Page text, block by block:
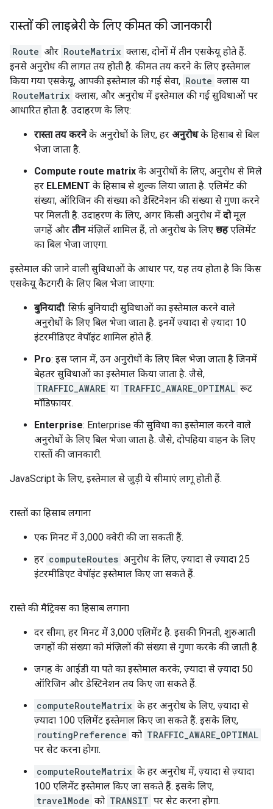
रास्तों की लाइब्रेरी के लिए कीमत की जानकारी
Route और RouteMatrix क्लास, दोनों में तीन एसकेयू होते हैं.
इनसे अनुरोध की लागत तय होती है. कीमत तय करने के लिए इस्तेमाल
किया गया एसकेयू, आपकी इस्तेमाल की गई सेवा, Route क्लास या
RouteMatrix क्लास, और अनुरोध में इस्तेमाल की गई सुविधाओं पर
आधारित होता है. उदाहरण के लिए:
रास्ता तय करनेके अनुरोधों के लिए, हर अनुरोधके हिसाब से बिल
भेजा जाता है.
Compute route matrix के अनुरोधों के लिए, अनुरोध से मिले
हर ELEMENT के हिसाब से शुल्क लिया जाता है. एलिमेंट की
संख्या, ऑरिजिन की संख्या को डेस्टिनेशन की संख्या से गुणा करने
पर मिलती है. उदाहरण के लिए, अगर किसी अनुरोध में दोमूल
जगहें और तीनमंज़िलें शामिल हैं, तो अनुरोध के लिए छहएलिमेंट
का बिल भेजा जाएगा.
इस्तेमाल की जाने वाली सुविधाओं के आधार पर, यह तय होता है कि किस
एसकेयू कैटगरी के लिए बिल भेजा जाएगा:
बुनियादी: सिर्फ़ बुनियादी सुविधाओं का इस्तेमाल करने वाले
अनुरोधों के लिए बिल भेजा जाता है. इनमें ज़्यादा से ज़्यादा 10
इंटरमीडिएट वेपॉइंट शामिल होते हैं.
Pro: इस प्लान में, उन अनुरोधों के लिए बिल भेजा जाता है जिनमें
बेहतर सुविधाओं का इस्तेमाल किया जाता है. जैसे,
TRAFFIC_AWARE या TRAFFIC_AWARE_OPTIMAL रूट
मॉडिफ़ायर.
Enterprise: Enterprise की सुविधा का इस्तेमाल करने वाले
अनुरोधों के लिए बिल भेजा जाता है. जैसे, दोपहिया वाहन के लिए
रास्तों की जानकारी.
JavaScript के लिए, इस्तेमाल से जुड़ी ये सीमाएं लागू होती हैं.
रास्तों का हिसाब लगाना
एक मिनट में 3,000 क्वेरी की जा सकती हैं.
हर computeRoutes अनुरोध के लिए, ज़्यादा से ज़्यादा 25
इंटरमीडिएट वेपॉइंट इस्तेमाल किए जा सकते हैं.
रास्ते की मैट्रिक्स का हिसाब लगाना
दर सीमा, हर मिनट में 3,000 एलिमेंट है. इसकी गिनती, शुरुआती
जगहों की संख्या को मंज़िलों की संख्या से गुणा करके की जाती है.
जगह के आईडी या पते का इस्तेमाल करके, ज़्यादा से ज़्यादा 50
ऑरिजिन और डेस्टिनेशन तय किए जा सकते हैं.
computeRouteMatrix के हर अनुरोध के लिए, ज़्यादा से
ज़्यादा 100 एलिमेंट इस्तेमाल किए जा सकते हैं. इसके लिए,
routingPreference को TRAFFIC_AWARE_OPTIMAL
पर सेट करना होगा.
computeRouteMatrix के हर अनुरोध में, ज़्यादा से ज़्यादा
100 एलिमेंट इस्तेमाल किए जा सकते हैं. इसके लिए,
travelMode को TRANSIT पर सेट करना होगा.